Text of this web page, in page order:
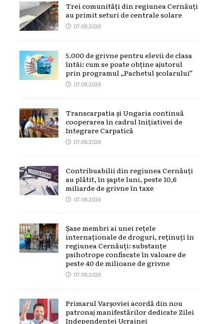
Trei comunități din regiunea Cernăuți
au primit seturi de centrale solare
07.08.2026
5.000 de grivne pentru elevii de clasa
întâi: cum se poate obține ajutorul
prin programul „Pachetul școlarului”
07.08.2026
Transcarpatia și Ungaria continuă
cooperarea în cadrul Inițiativei de
Integrare Carpatică
07.08.2026
Contribuabilii din regiunea Cernăuți
au plătit, în șapte luni, peste 10,6
miliarde de grivne în taxe
07.08.2026
Șase membri ai unei rețele
internaționale de droguri, reținuți în
regiunea Cernăuți: substanțe
psihotrope confiscate în valoare de
peste 40 de milioane de grivne
07.08.2026
Primarul Varșoviei acordă din nou
patronaj manifestărilor dedicate Zilei
Independenței Ucrainei